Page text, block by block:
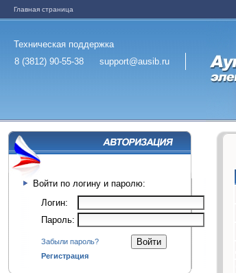
Главная страница
Техническая поддержка
8 (3812) 90-55-38
support@ausib.ru
Войти по логину и паролю:
Логин:
Пароль:
Забыли пароль?
Регистрация